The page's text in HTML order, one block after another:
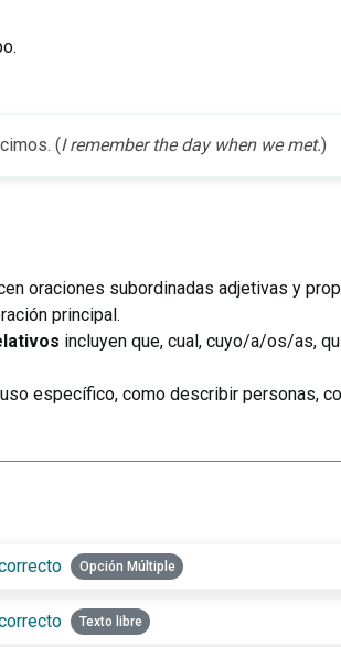
(I remember the day when we met.)
oraciones subordinadas adjetivas y
principal.
incluyen que, cual, cuyo/a/os/as,
específico, como describir personas,
Opción Múltiple
Texto libre